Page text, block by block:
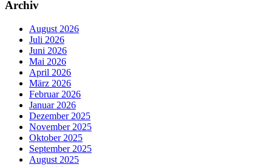
Archiv
August 2026
Juli 2026
Juni 2026
Mai 2026
April 2026
März 2026
Februar 2026
Januar 2026
Dezember 2025
November 2025
Oktober 2025
September 2025
August 2025